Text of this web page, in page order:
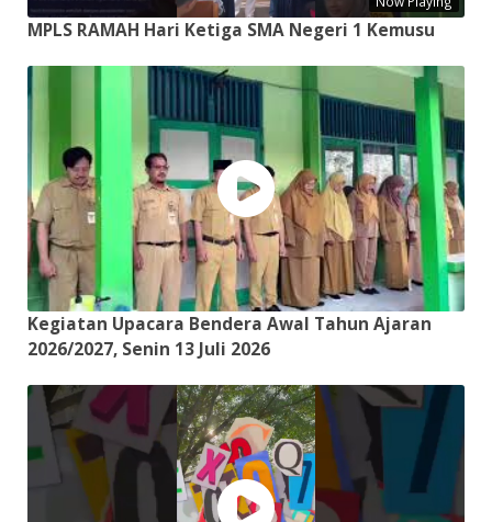
MPLS RAMAH Hari Ketiga SMA Negeri 1 Kemusu
Kegiatan Upacara Bendera Awal Tahun Ajaran
2026/2027, Senin 13 Juli 2026